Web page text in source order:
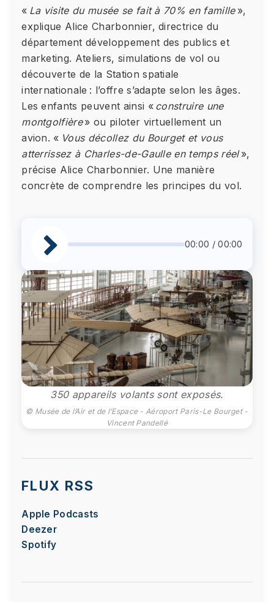
« La visite du musée se fait à 70% en famille»,
explique Alice Charbonnier, directrice du
département développement des publics et
marketing. Ateliers, simulations de vol ou
découverte de la Station spatiale
internationale : l’offre s’adapte selon les âges.
Les enfants peuvent ainsi « construire une
montgolfière» ou piloter virtuellement un
avion. « Vous décollez du Bourget et vous
atterrissez à Charles-de-Gaulle en temps réel»,
précise Alice Charbonnier. Une manière
concrète de comprendre les principes du vol.
00:00 / 00:00
350 appareils volants sont exposés.
© Musée de l’Air et de l’Espace - Aéroport Paris-Le Bourget -
Vincent Pandellé
FLUX RSS
Apple Podcasts
Deezer
Spotify